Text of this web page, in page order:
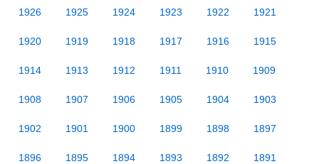
1926 1925 1924 1923 1922 1921
1920 1919 1918 1917 1916 1915
1914 1913 1912 1911 1910 1909
1908 1907 1906 1905 1904 1903
1902 1901 1900 1899 1898 1897
1896 1895 1894 1893 1892 1891